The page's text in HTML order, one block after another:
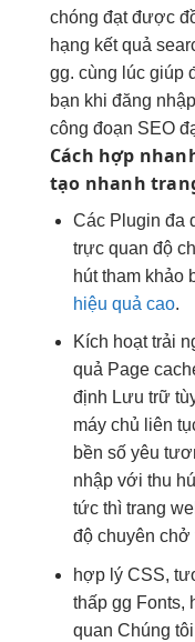
chóng đạt được
hạng kết quả
gg. cùng lúc giúp
bạn khi đăng
công đoạn SEO
Cách hợp
tạo nhanh
Các Plugin đa
trực quan độ
húttham khảo
hiệu quả cao.
Kích hoạttrải
quả Page
định Lưu trữ
máy chủ liên
bền số yêu
nhập với thu
tức thìtrang
độ chuyên chở
hợp lý CSS,
thấpgg Fonts,
quan Chúng tôi